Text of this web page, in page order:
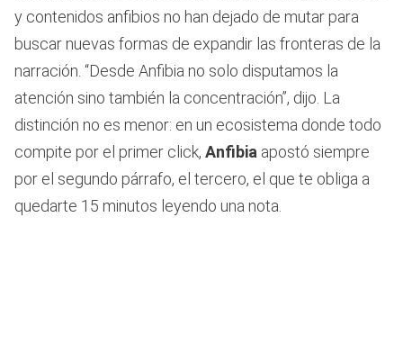
y contenidos anfibios no han dejado de mutar para
buscar nuevas formas de expandir las fronteras de la
narración. “Desde Anfibia no solo disputamos la
atención sino también la concentración”, dijo. La
distinción no es menor: en un ecosistema donde todo
compite por el primer click, Anfibia apostó siempre
por el segundo párrafo, el tercero, el que te obliga a
quedarte 15 minutos leyendo una nota.